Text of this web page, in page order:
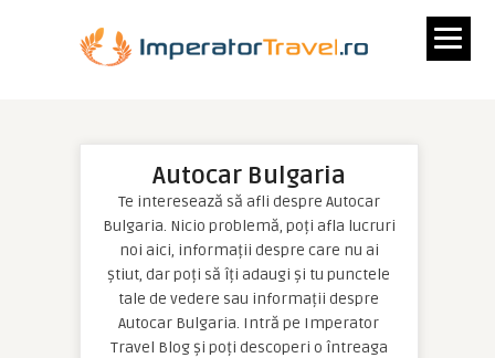
Autocar Bulgaria
Te interesează să afli despre Autocar
Bulgaria. Nicio problemă, poți afla lucruri
noi aici, informații despre care nu ai
știut, dar poți să îți adaugi și tu punctele
tale de vedere sau informații despre
Autocar Bulgaria. Intră pe Imperator
Travel Blog și poți descoperi o întreaga